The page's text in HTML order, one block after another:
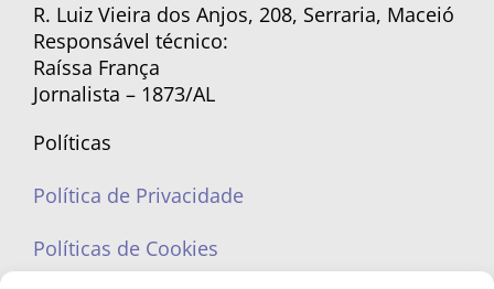
R. Luiz Vieira dos Anjos, 208, Serraria, Maceió
Responsável técnico:
Raíssa França
Jornalista – 1873/AL
Políticas
Política de Privacidade
Políticas de Cookies